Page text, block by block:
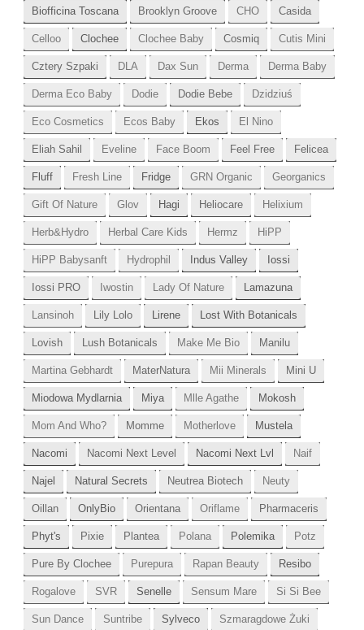
Biofficina Toscana Brooklyn Groove CHO Casida
Celloo Clochee Clochee Baby Cosmiq Cutis Mini
Cztery Szpaki DLA Dax Sun Derma Derma Baby
Derma Eco Baby Dodie Dodie Bebe Dzidziuś
Eco Cosmetics Ecos Baby Ekos El Nino
Eliah Sahil Eveline Face Boom Feel Free Felicea
Fluff Fresh Line Fridge GRN Organic Georganics
Gift Of Nature Glov Hagi Heliocare Helixium
Herb&Hydro Herbal Care Kids Hermz HiPP
HiPP Babysanft Hydrophil Indus Valley Iossi
Iossi PRO Iwostin Lady Of Nature Lamazuna
Lansinoh Lily Lolo Lirene Lost With Botanicals
Lovish Lush Botanicals Make Me Bio Manilu
Martina Gebhardt MaterNatura Mii Minerals Mini U
Miodowa Mydlarnia Miya Mlle Agathe Mokosh
Mom And Who? Momme Motherlove Mustela
Nacomi Nacomi Next Level Nacomi Next Lvl Naif
Najel Natural Secrets Neutrea Biotech Neuty
Oillan OnlyBio Orientana Oriflame Pharmaceris
Phyt's Pixie Plantea Polana Polemika Potz
Pure By Clochee Purepura Rapan Beauty Resibo
Rogalove SVR Senelle Sensum Mare Si Si Bee
Sun Dance Suntribe Sylveco Szmaragdowe Żuki